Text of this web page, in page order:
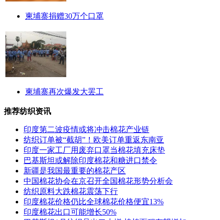
柬埔寨捐赠30万个口罩
柬埔寨再次爆发大罢工
推荐纺织资讯
印度第二波疫情或将冲击棉花产业链
纺织订单被“截胡”！欧美订单重返东南亚
印度一家工厂用废弃口罩当棉花填充床垫
巴基斯坦或解除印度棉花和糖进口禁令
新疆是我国最重要的棉花产区
中国棉花协会在京召开全国棉花形势分析会
纺织原料大跌棉花震荡下行
印度棉花价格仍比全球棉花价格便宜13%
印度棉花出口可能增长50%